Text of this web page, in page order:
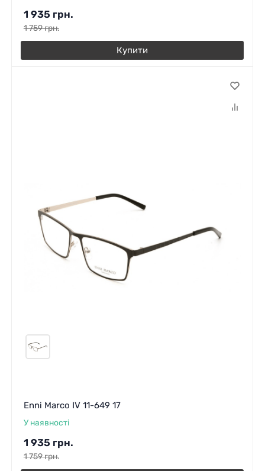
1 935 грн.
1 759грн.
Купити
Enni Marco IV 11-649 17
У наявності
1 935 грн.
1 759грн.